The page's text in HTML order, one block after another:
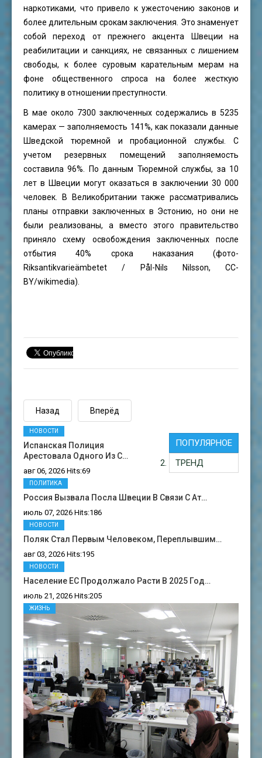
наркотиками, что привело к ужесточению законов и
более длительным срокам заключения. Это знаменует
собой переход от прежнего акцента Швеции на
реабилитации и санкциях, не связанных с лишением
свободы, к более суровым карательным мерам на
фоне общественного спроса на более жесткую
политику в отношении преступности.
В мае около 7300 заключенных содержались в 5235
камерах — заполняемость 141%, как показали данные
Шведской тюремной и пробационной службы. С
учетом резервных помещений заполняемость
составила 96%. По данным Тюремной службы, за 10
лет в Швеции могут оказаться в заключении 30 000
человек. В Великобритании также рассматривались
планы отправки заключенных в Эстонию, но они не
были реализованы, а вместо этого правительство
приняло схему освобождения заключенных после
отбытия 40% срока наказания (фото-
Riksantikvarieämbetet / Pål-Nils Nilsson, CC-
BY/wikimedia).
Назад Вперёд
ПОПУЛЯРНОЕ
ТРЕНД
Испанская Полиция
Арестовала Одного Из С…
авг 06, 2026 Hits:69
НОВОСТИ
Россия Вызвала Посла Швеции В Связи С Ат…
июль 07, 2026 Hits:186
ПОЛИТИКА
Поляк Стал Первым Человеком, Переплывшим…
авг 03, 2026 Hits:195
НОВОСТИ
Население ЕС Продолжало Расти В 2025 Год…
июль 21, 2026 Hits:205
НОВОСТИ
ЖИЗНЬ